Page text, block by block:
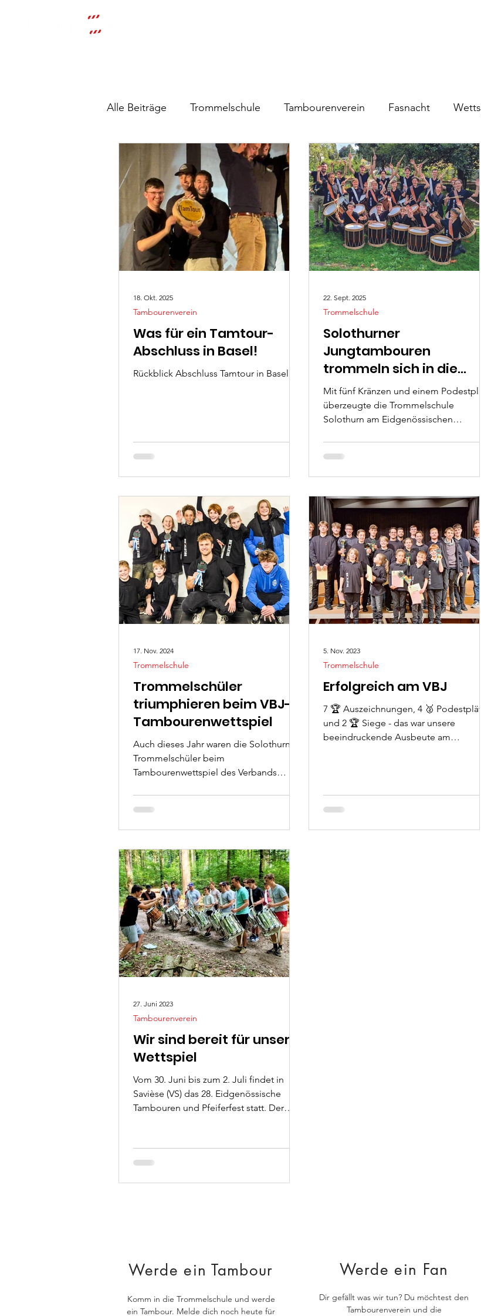
Alle Beiträge Trommelschule Tambourenverein Fasnacht
Was für ein Tamtour-
Abschluss in Basel!
Rückblick Abschluss Tamtour in Basel
Tambourenverein
18. Okt. 2025
Solothurner
Jungtambouren
trommeln sich in die
nationale Spitze
Mit fünf Kränzen und einem
überzeugte die Trommelschule
Solothurn am Eidgenössischen
Trommelschule
22. Sept. 2025
Trommelschüler
triumphieren beim VBJ-
Tambourenwettspiel
Auch dieses Jahr waren die Solothurner
Trommelschüler beim
Tambourenwettspiel des Verbands
Trommelschule
17. Nov. 2024
Erfolgreich am VBJ
7 🏆 Auszeichnungen, 4 🥈
und 2 🏆 Siege - das war unsere
beeindruckende Ausbeute am
Trommelschule
5. Nov. 2023
Wir sind bereit für unser
Wettspiel
Vom 30. Juni bis zum 2. Juli findet in
Savièse (VS) das 28. Eidgenössische
Tambouren und Pfeiferfest statt. Der
Tambourenverein
27. Juni 2023
Werde ein Tambour
Komm in die Trommelschule und werde
ein Tambour. Melde dich noch heute für
Werde ein Fan
Dir gefällt was wir tun? Du möchtest den
Tambourenverein und die